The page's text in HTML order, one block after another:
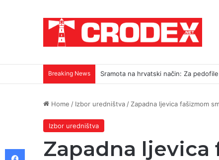
Breaking News Sramota na hrvatski način: Za
Home / Izbor uredništva / Zapadna ljevica fašizmom
Izbor uredništva
Zapadna
Facebook